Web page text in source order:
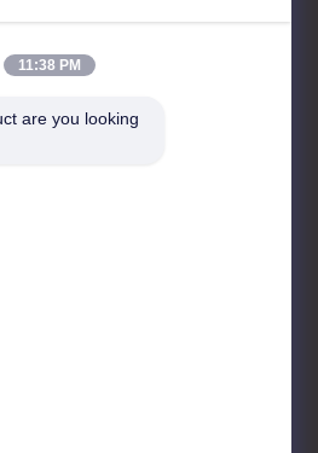
11:38 PM
are you looking